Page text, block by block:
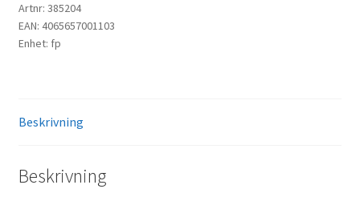
Artnr: 385204
EAN: 4065657001103
Enhet: fp
Beskrivning
Beskrivning